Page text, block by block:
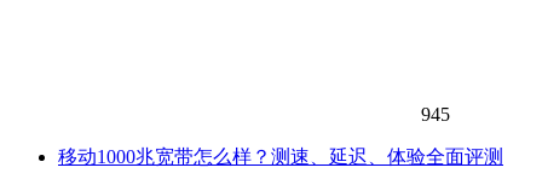
945
移动1000兆宽带怎么样？测速、延迟、体验全面评测